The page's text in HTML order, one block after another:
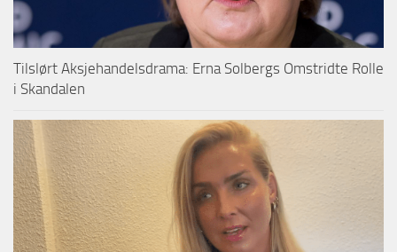
Tilslørt Aksjehandelsdrama: Erna Solbergs Omstridte Rolle
i Skandalen